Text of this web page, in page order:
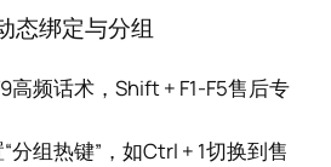
态绑定与分组
高频话术，Shift + F1-F5售后专
分组热键”，如Ctrl + 1切换到售